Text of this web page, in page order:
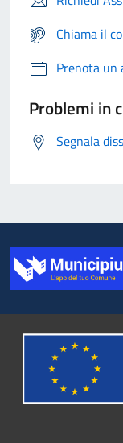
Chiama il
Prenota un
Problemi in
Segnala